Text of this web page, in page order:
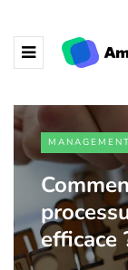
MANAGEMENT
efficace